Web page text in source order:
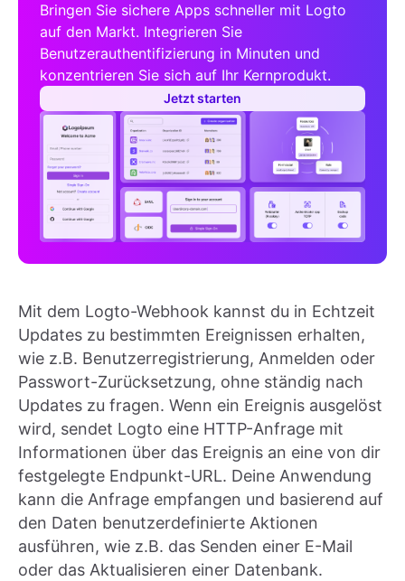
Bringen Sie sichere Apps schneller mit Logto
auf den Markt. Integrieren Sie
Benutzerauthentifizierung in Minuten und
konzentrieren Sie sich auf Ihr Kernprodukt.
Jetzt starten
Mit dem Logto-Webhook kannst du in Echtzeit
Updates zu bestimmten Ereignissen erhalten,
wie z.B. Benutzerregistrierung, Anmelden oder
Passwort-Zurücksetzung, ohne ständig nach
Updates zu fragen. Wenn ein Ereignis ausgelöst
wird, sendet Logto eine HTTP-Anfrage mit
Informationen über das Ereignis an eine von dir
festgelegte Endpunkt-URL. Deine Anwendung
kann die Anfrage empfangen und basierend auf
den Daten benutzerdefinierte Aktionen
ausführen, wie z.B. das Senden einer E-Mail
oder das Aktualisieren einer Datenbank.